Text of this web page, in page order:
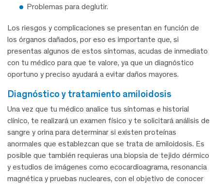
Problemas para deglutir.
Los riesgos y complicaciones se presentan en función de
los órganos dañados, por eso es importante que, si
presentas algunos de estos síntomas, acudas de inmediato
con tu médico para que te valore, ya que un diagnóstico
oportuno y preciso ayudará a evitar daños mayores.
diagnóstico y tratamiento amiloidosis
Una vez que tu médico analice tus síntomas e historial
clínico, te realizará un examen físico y te solicitará análisis de
sangre y orina para determinar si existen proteínas
anormales que establezcan que se trata de amiloidosis. Es
posible que también requieras una biopsia de tejido dérmico
y estudios de imágenes como ecocardioagrama, resonancia
magnética y pruebas nucleares, con el objetivo de conocer